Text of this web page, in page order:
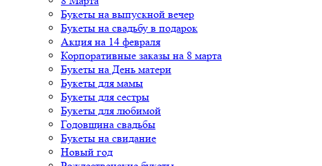
Букеты на выпускной вечер
Букеты на свадьбу в подарок
Акция на 14 февраля
Корпоративные заказы на 8 марта
Букеты на День матери
Букеты для мамы
Букеты для сестры
Букеты для любимой
Годовщина свадьбы
Букеты на свидание
Новый год